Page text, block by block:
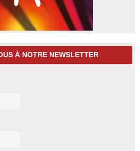
À NOTRE NEWSLETTER